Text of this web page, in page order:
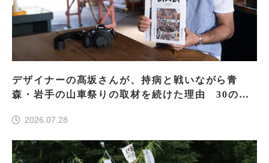
デザイナーの髙坂さんが、持病と戦いながら青
森・岩手の山車祭りの取材を続けた理由 30の山
2026.07.28